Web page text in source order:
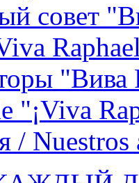
совет
"Вива
"¡Viva
/ Nuestros